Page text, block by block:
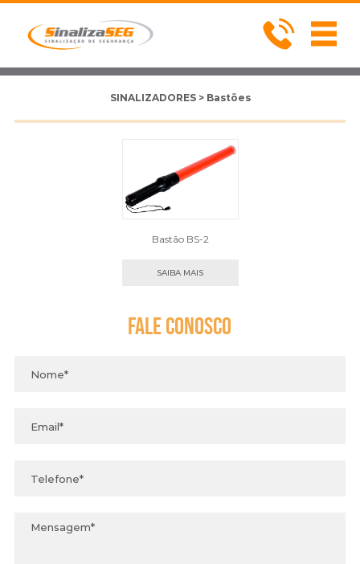
SINALIZADORES > Bastões
Bastão BS-2
SAIBA MAIS
FaleConosco